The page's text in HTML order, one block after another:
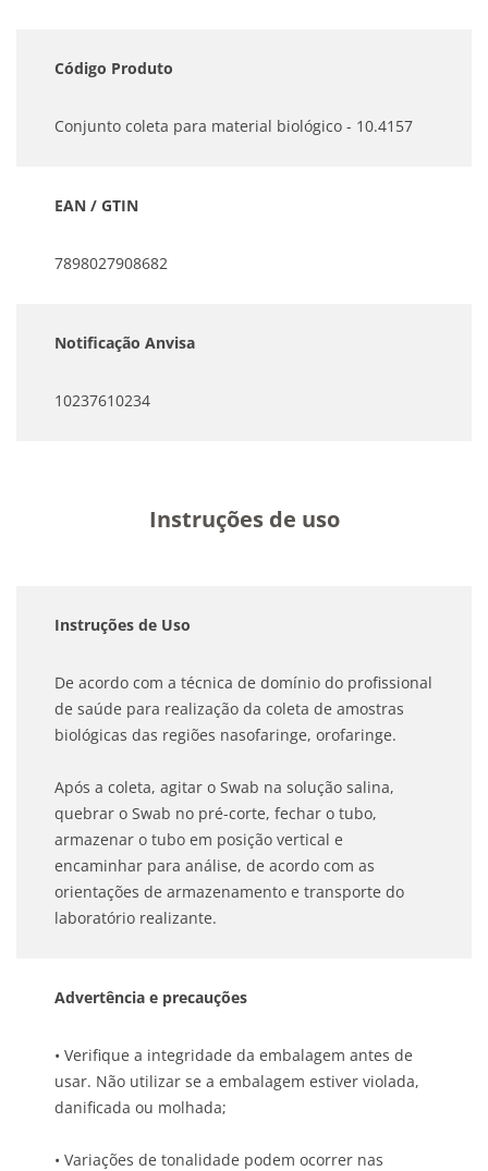
Código Produto
Conjunto coleta para material biológico - 10.4157
EAN / GTIN
7898027908682
Notificação Anvisa
10237610234
Instruções de uso
Instruções de Uso
De acordo com a técnica de domínio do profissional
de saúde para realização da coleta de amostras
biológicas das regiões nasofaringe, orofaringe.
Após a coleta, agitar o Swab na solução salina,
quebrar o Swab no pré-corte, fechar o tubo,
armazenar o tubo em posição vertical e
encaminhar para análise, de acordo com as
orientações de armazenamento e transporte do
laboratório realizante.
Advertência e precauções
• Verifique a integridade da embalagem antes de
usar. Não utilizar se a embalagem estiver violada,
danificada ou molhada;
• Variações de tonalidade podem ocorrer nas